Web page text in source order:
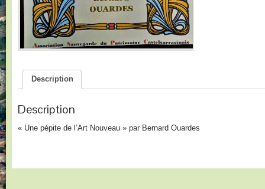
Description
Description
« Une pépite de l’Art Nouveau » par Bernard Ouardes